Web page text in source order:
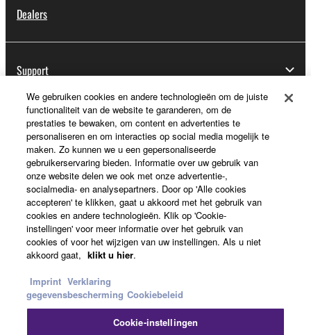
Dealers
Support
Registratie voor Yamaha Music ID
Over Yamaha
Nederland / België / Luxemburg - Dutch
Business
We gebruiken cookies en andere technologieën om de juiste
functionaliteit van de website te garanderen, om de
prestaties te bewaken, om content en advertenties te
personaliseren en om interacties op social media mogelijk te
maken. Zo kunnen we u een gepersonaliseerde
gebruikerservaring bieden. Informatie over uw gebruik van
onze website delen we ook met onze advertentie-,
socialmedia- en analysepartners. Door op 'Alle cookies
accepteren' te klikken, gaat u akkoord met het gebruik van
cookies en andere technologieën. Klik op 'Cookie-
instellingen' voor meer informatie over het gebruik van
cookies of voor het wijzigen van uw instellingen. Als u niet
akkoord gaat, klikt u hier.
Imprint Verklaring
gegevensbescherming Cookiebeleid
Cookie-instellingen